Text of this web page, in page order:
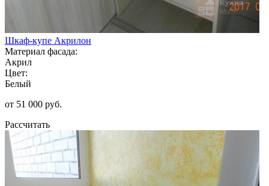
Шкаф-купе Акрилон
Материал фасада:
Акрил
Цвет:
Белый
от 51 000 руб.
Рассчитать